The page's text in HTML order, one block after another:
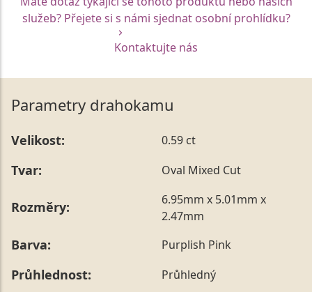
služeb? Přejete si s námi sjednat osobní prohlídku?
Kontaktujte nás
Parametry drahokamu
Velikost: 0.59 ct
Tvar: Oval Mixed Cut
Rozměry:
6.95mm x 5.01mm x
2.47mm
Barva: Purplish Pink
Průhlednost: Průhledný